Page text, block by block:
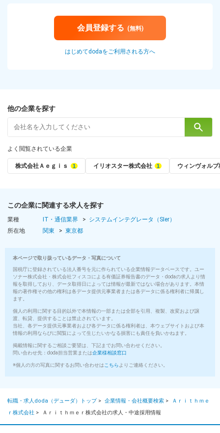
会員登録する (無料)
はじめてdodaをご利用される方へ
他の企業を探す
よく閲覧されている企業
株式会社Ａｅｇｉｓ イリオスター株式会社 ウィンヴォル
この企業に関連する求人を探す
業種 IT・通信業界
システムインテグレータ（SIer）
所在地
関東 東京都
本ページで取り扱っているデータ・写真について
国税庁に登録されている法人番号を元に作られている企業情報データベースです。ユー
ソナー株式会社・株式会社フィスコによる有価証券報告書のデータ・dodaの求人より情
報を取得しており、データ取得日によっては情報が最新ではない場合があります。本情
報の著作権その他の権利は各データ提供元事業者または各データに係る権利者に帰属し
ます。
個人の利用に関する目的以外で本情報の一部または全部を引用、複製、改変および譲
渡、転貸、提供することは禁止されています。
当社、各データ提供元事業者および各データに係る権利者は、本ウェブサイトおよび本
情報の利用ならびに閲覧によって生じたいかなる損害にも責任を負いかねます。
掲載情報に関するご相談ご要望は、下記までお問い合わせください。
問い合わせ先：doda担当営業または企業様相談窓口
※個人の方の写真に関するお問い合わせは こちら よりご連絡ください。
転職・求人doda（デューダ）トップ> 企業情報・会社概要検索 >
Ａｒｉｔｈｍｅ
ｒ株式会社 > Ａｒｉｔｈｍｅｒ株式会社の求人・中途採用情報